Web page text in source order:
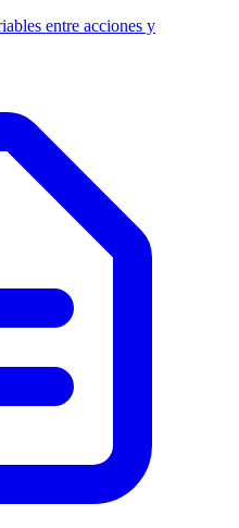
entre acciones y